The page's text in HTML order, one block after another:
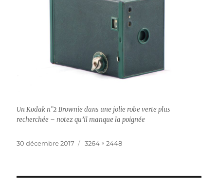
Un Kodak n°2 Brownie dans une jolie robe verte plus
recherchée – notez qu’il manque la poignée
Publié
30 décembre 2017
Taille
3264 × 2448